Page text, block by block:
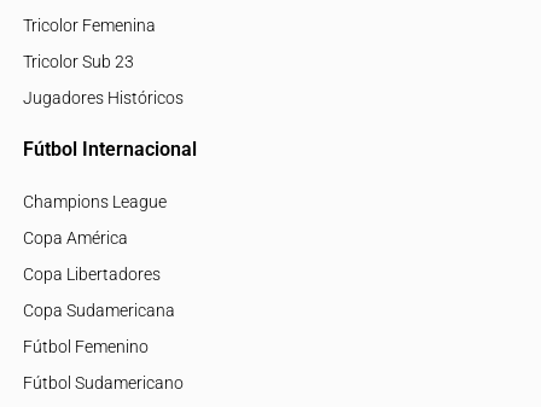
Tricolor Femenina
Tricolor Sub 23
Jugadores Históricos
Fútbol Internacional
Champions League
Copa América
Copa Libertadores
Copa Sudamericana
Fútbol Femenino
Fútbol Sudamericano